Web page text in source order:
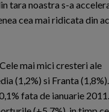
tara noastra s-a
cea mai ridicata din
mai mici cresteri ale
(1,2%) si Franta
fata de ianuarie